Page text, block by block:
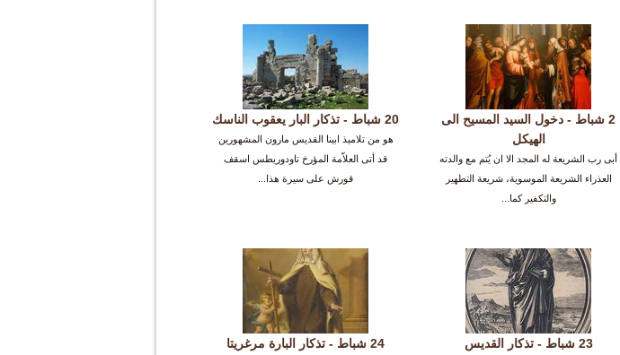
2 شباط - دخول السيد المسيح الى
الهيكل
أبى رب الشريعة له المجد الا ان يُتم مع والدته
العذراء الشريعة الموسوية، شريعة التطهير
والتكفير كما...
20 شباط - تذكار البار يعقوب الناسك
هو من تلاميذ ابينا القديس مارون المشهورين
قد أتى العلاّمة المؤرخ تاودوريطس اسقف
قورش على سيرة هذا...
23 شباط - تذكار القديس 24 شباط - تذكار البارة مرغريتا